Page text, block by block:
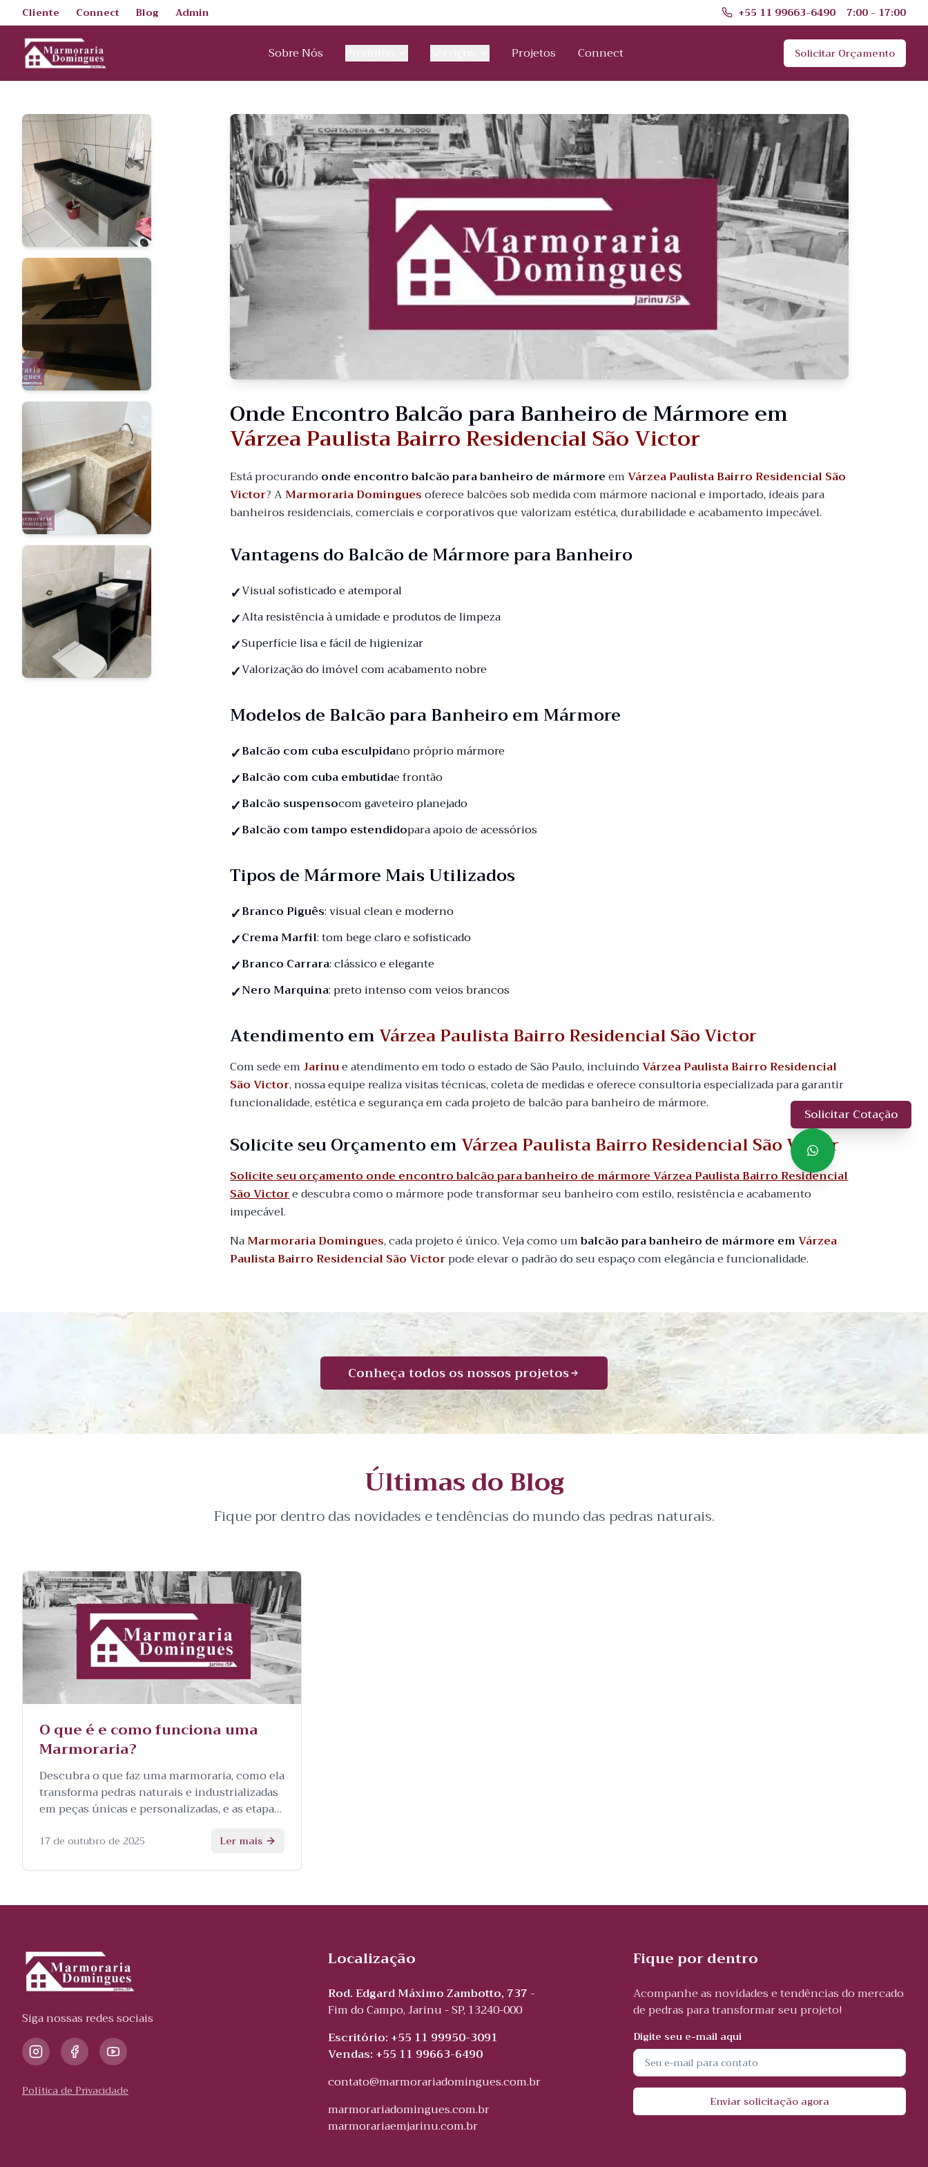
Cliente Connect Blog Admin +55 11 99663-6490 7:00 - 17:00
Sobre Nós Projetos Connect Solicitar Orçamento
Onde Encontro Balcão para Banheiro de Mármore em
Várzea Paulista Bairro Residencial São Victor
Está procurando onde encontro balcão para banheiro de mármoreemVárzea Paulista Bairro Residencial São
Victor? AMarmoraria Dominguesoferece balcões sob medida com mármore nacional e importado, ideais para
banheiros residenciais, comerciais e corporativos que valorizam estética, durabilidade e acabamento impecável.
Vantagens do Balcão de Mármore para Banheiro
Visual sofisticado e atemporal
Alta resistência à umidade e produtos de limpeza
Superfície lisa e fácil de higienizar
Valorização do imóvel com acabamento nobre
Modelos de Balcão para Banheiro em Mármore
Balcão com cuba esculpidano próprio mármore
Balcão com cuba embutidae frontão
Balcão suspensocom gaveteiro planejado
Balcão com tampo estendidopara apoio de acessórios
Tipos de Mármore Mais Utilizados
Branco Piguês: visual clean e moderno
Crema Marfil: tom bege claro e sofisticado
Branco Carrara: clássico e elegante
Nero Marquina: preto intenso com veios brancos
Atendimento emVárzea Paulista Bairro Residencial São Victor
Com sede emJarinue atendimento em todo o estado de São Paulo, incluindoVárzea Paulista Bairro Residencial
São Victor, nossa equipe realiza visitas técnicas, coleta de medidas e oferece consultoria especializada para garantir
funcionalidade, estética e segurança em cada projeto de balcão para banheiro de mármore.
Solicite seu Orçamento emVárzea Paulista Bairro Residencial São Victor
Solicite seu orçamento onde encontro balcão para banheiro de mármore Várzea Paulista Bairro Residencial
São Victore descubra como o mármore pode transformar seu banheiro com estilo, resistência e acabamento
impecável.
NaMarmoraria Domingues, cada projeto é único. Veja como umbalcão para banheiro de mármore emVárzea
Paulista Bairro Residencial São Victorpode elevar o padrão do seu espaço com elegância e funcionalidade.
Solicitar Cotação
Conheça todos os nossos projetos
Últimas do Blog
Fique por dentro das novidades e tendências do mundo das pedras naturais.
O que é e como funciona uma
Marmoraria?
Descubra o que faz uma marmoraria, como ela
transforma pedras naturais e industrializadas
em peças únicas e personalizadas, e as etapas
17 de outubro de 2025 Ler mais
Siga nossas redes sociais
Política de Privacidade
Localização
Rod. Edgard Máximo Zambotto, 737 -
Fim do Campo, Jarinu - SP, 13240-000
Escritório: +55 11 99950-3091
Vendas: +55 11 99663-6490
contato@marmorariadomingues.com.br
marmorariadomingues.com.br
marmorariaemjarinu.com.br
Fique por dentro
Acompanhe as novidades e tendências do mercado
de pedras para transformar seu projeto!
Digite seu e-mail aqui
Enviar solicitação agora